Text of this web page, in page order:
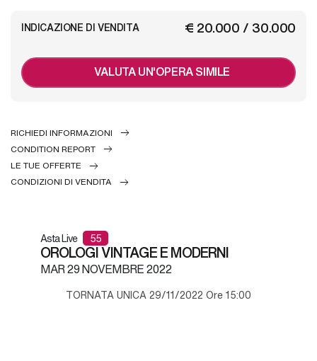
€ 20.000 / 30.000
INDICAZIONE DI VENDITA
VALUTA UN'OPERA SIMILE
RICHIEDI INFORMAZIONI
CONDITION REPORT
LE TUE OFFERTE
CONDIZIONI DI VENDITA
Asta Live 55
OROLOGI VINTAGE E MODERNI
MAR29 NOVEMBRE 2022
TORNATA UNICA 29/11/2022 Ore 15:00